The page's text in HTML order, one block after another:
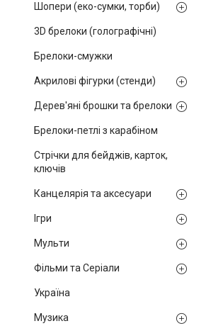
Шопери (еко-сумки, торби)
3D брелоки (голографічні)
Брелоки-смужки
Акрилові фігурки (стенди)
Дерев'яні брошки та брелоки
Брелоки-петлі з карабіном
Стрічки для бейджів, карток,
ключів
Канцелярія та аксесуари
Ігри
Мульти
Фільми та Серіали
Україна
Музика